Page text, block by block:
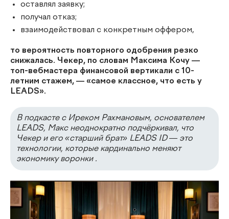
оставлял заявку;
получал отказ;
взаимодействовал с конкретным оффером,
то вероятность повторного одобрения резко
снижалась. Чекер, по словам Максима Кочу —
топ-вебмастера финансовой вертикали с 10-
летним стажем, — «самое классное, что есть у
LEADS».
В подкасте с Иреком Рахмановым, основателем
LEADS, Макс неоднократно подчёркивал, что
Чекер и его «старший брат» LEADS ID — это
технологии, которые кардинально меняют
экономику воронки .